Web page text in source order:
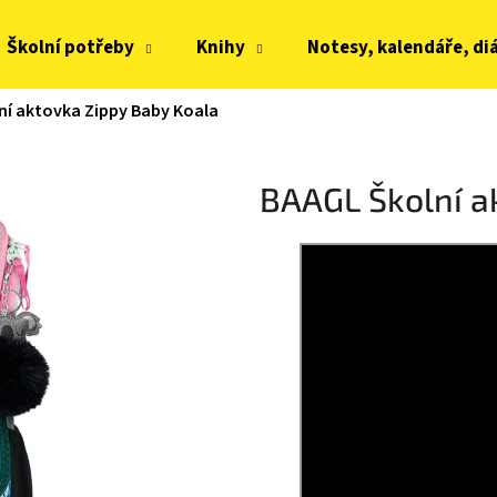
Školní potřeby Knihy Notesy, kalendáře,
aktovka Zippy Baby Koala
BAAGL Školní
Co potřebujete najít?
HLEDAT
HORIZON JUNIOR BAREFOOT 2604